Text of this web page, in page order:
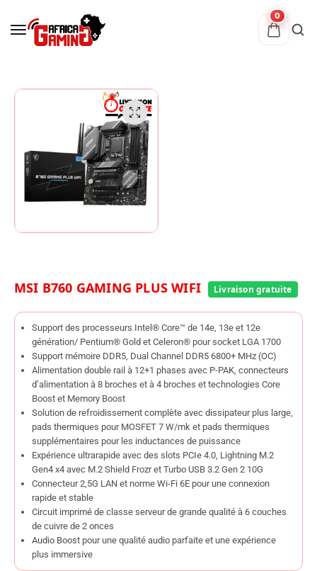
0
MSI B760 GAMING PLUS WIFI
Support des processeurs Intel® Core™ de 14e, 13e et 12e
génération/ Pentium® Gold et Celeron® pour socket LGA 1700
Support mémoire DDR5, Dual Channel DDR5 6800+ MHz (OC)
Alimentation double rail à 12+1 phases avec P-PAK, connecteurs
d’alimentation à 8 broches et à 4 broches et technologies Core
Boost et Memory Boost
Solution de refroidissement complète avec dissipateur plus large,
pads thermiques pour MOSFET 7 W/mk et pads thermiques
supplémentaires pour les inductances de puissance
Expérience ultrarapide avec des slots PCIe 4.0, Lightning M.2
Gen4 x4 avec M.2 Shield Frozr et Turbo USB 3.2 Gen 2 10G
Connecteur 2,5G LAN et norme Wi-Fi 6E pour une connexion
rapide et stable
Circuit imprimé de classe serveur de grande qualité à 6 couches
de cuivre de 2 onces
Audio Boost pour une qualité audio parfaite et une expérience
plus immersive